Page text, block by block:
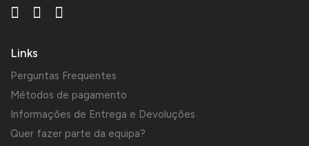
Links
Perguntas Frequentes
Métodos de pagamento
Informações de Entrega e Devoluções
Quer fazer parte da equipa?